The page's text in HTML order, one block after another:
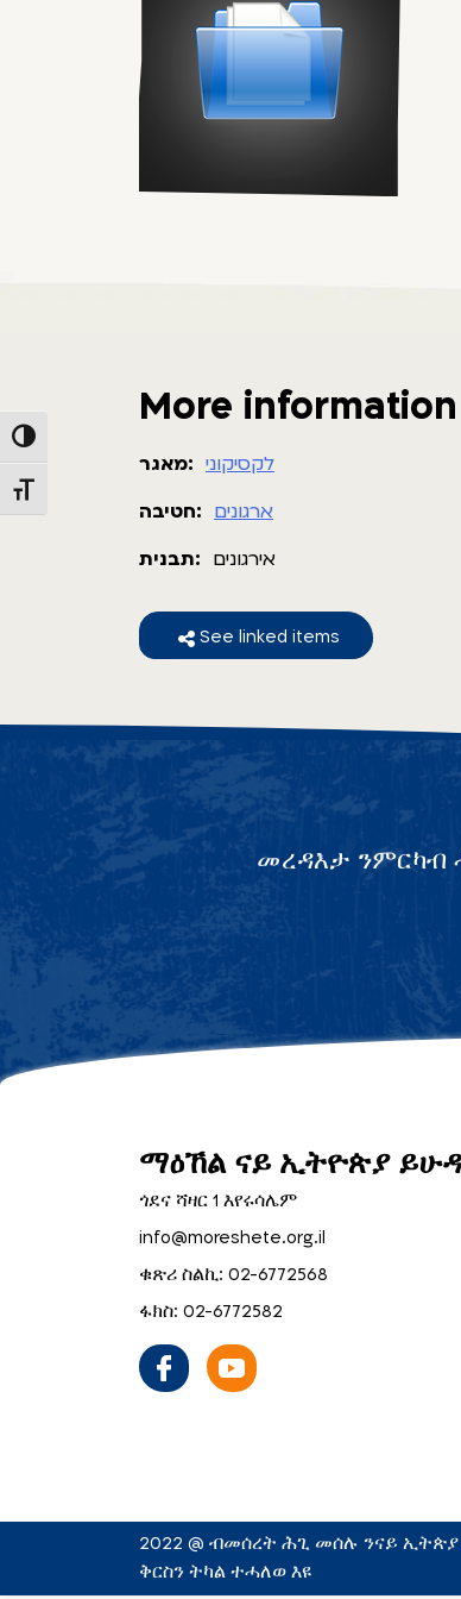
Toggle High Contrast
Toggle Font size
More information
מאגר: לקסיקוני
חטיבה: ארגונים
תבנית: אירגונים
See linked items
መረዳእታ ንምርካብ
ማዕኸል ናይ ኢትዮጵያ
ጎደና ሻዛር 1 እየሩሳሌም
info@moreshete.org.il
ቁጽሪ ስልኪ: 02-6772568
ፋክስ: 02-6772582
2022 @ ብመሰረት ሕጊ መሰሉ ንናይ
ቅርስን ትካል ተሓለወ እዩ